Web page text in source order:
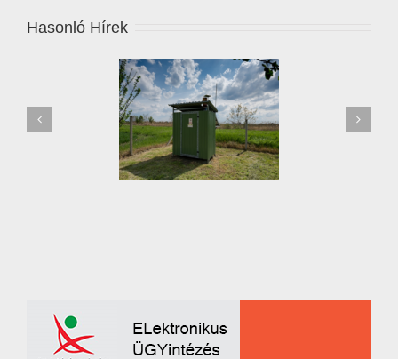
Hasonló Hírek
a jégkármérséklő
II. fokú vízkorlátozásról
tájékoztató